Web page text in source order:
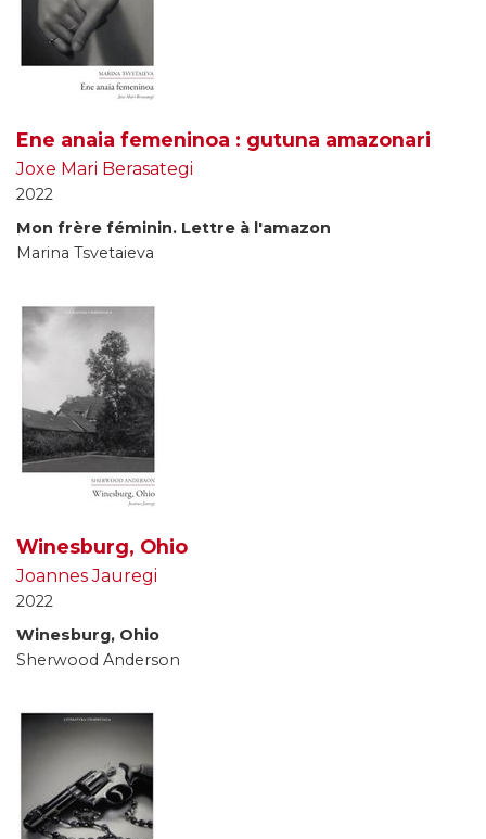
Ene anaia femeninoa : gutuna amazonari
Joxe Mari Berasategi
2022
Mon frère féminin. Lettre à l'amazon
Marina Tsvetaieva
Winesburg, Ohio
Joannes Jauregi
2022
Winesburg, Ohio
Sherwood Anderson